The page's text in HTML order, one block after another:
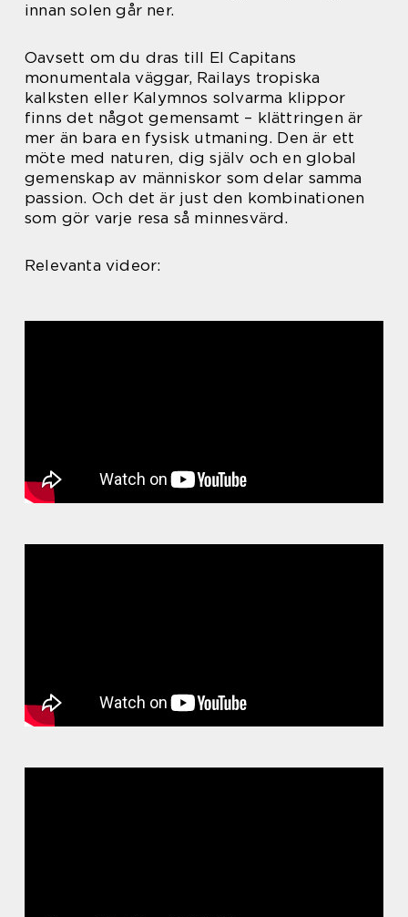
innan solen går ner.
Oavsett om du dras till El Capitans
monumentala väggar, Railays tropiska
kalksten eller Kalymnos solvarma klippor
finns det något gemensamt – klättringen är
mer än bara en fysisk utmaning. Den är ett
möte med naturen, dig själv och en global
gemenskap av människor som delar samma
passion. Och det är just den kombinationen
som gör varje resa så minnesvärd.
Relevanta videor: